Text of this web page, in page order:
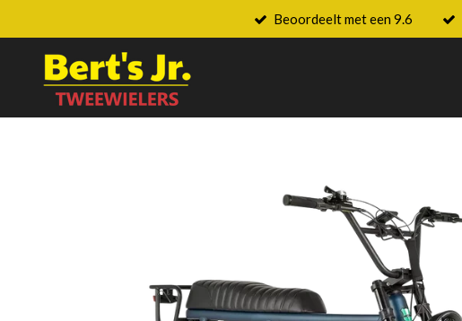
hoofdinhoud
Beoordeelt met een 9.6